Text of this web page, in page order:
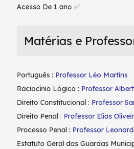
Acesso De 1 ano ✅
Matérias e
Português : Professor Léo Martins
Raciocínio Lógico : Professor
Direito Constitucional : Professor
Direito Penal : Professor Elias
Processo Penal : Professor
Estatuto Geral das Guardas